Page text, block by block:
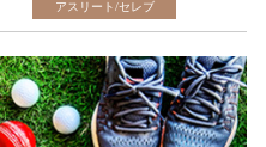
アスリート/セレブ